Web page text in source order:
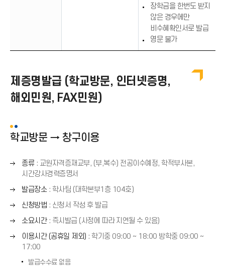
장학금을 한번도 받지
않은 경우에만
비수혜확인서로 발급
영문 불가
제증명발급 (학교방문, 인터넷증명,
해외민원, FAX민원)
학교방문 → 창구이용
오
른
쪽
화
살
표
→
)
종류: 교원자격증재교부, (부,복수) 전공이수예정, 학적부사본,
시간강사경력증명서
오
른
쪽
화
살
표
→
발급장소: 학사팀 (대학본부1층 104호)
오
른
쪽
화
살
신청방법 : 신청서 작성 후 발급
오
른
쪽
화
살
소요시간: 즉시발급 (사정에 따라 지연될 수 있음)
오
른
이용시간 (공휴일 제외) : 학기중 09:00 ∼ 18:00 방학중 09:00 ∼
17:00
발급수수료 없음